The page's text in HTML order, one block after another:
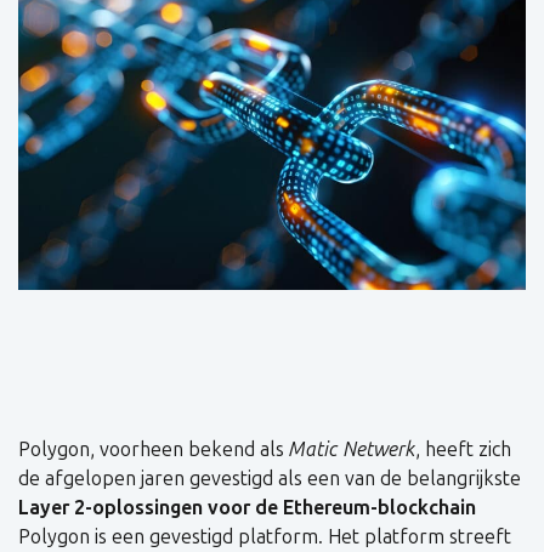
Polygon, voorheen bekend als Matic Netwerk, heeft zich
de afgelopen jaren gevestigd als een van de belangrijkste
Layer 2-oplossingen voor de Ethereum-blockchain
Polygon is een gevestigd platform. Het platform streeft